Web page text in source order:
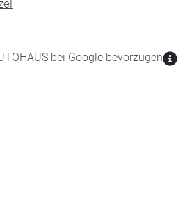
bei Google bevorzugen